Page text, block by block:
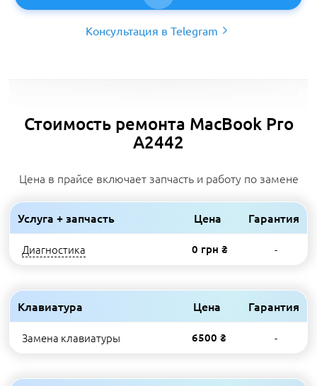
Консультация в Telegram
Стоимость ремонта MacBook Pro
A2442
Цена в прайсе включает запчасть и работу по замене
Услуга + запчасть Цена Гарантия
Диагностика 0 грн ₴ -
Клавиатура Цена Гарантия
Замена клавиатуры 6500 ₴ -